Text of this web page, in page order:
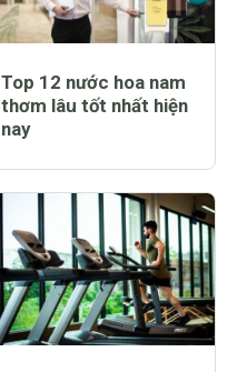
Top 12 nước hoa nam
thơm lâu tốt nhất hiện
nay